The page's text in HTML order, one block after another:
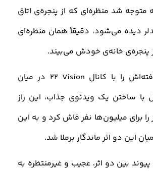
متوجه شد منظره‌ای که از پنجره‌ی اتاق
دیده می‌شود، دقیقاً همان منظره‌ای
پنجره‌ی خانه‌ی خودش می‌بیند.
را با کانال 22 Vision در میان
با ساختن یک ویدئوی جذاب، این راز
برای میلیون‌ها نفر فاش کرد و به این
این دو اثر ماندگار برملا شد.
بین دو اثر، عجیب و غیرمنتظره به